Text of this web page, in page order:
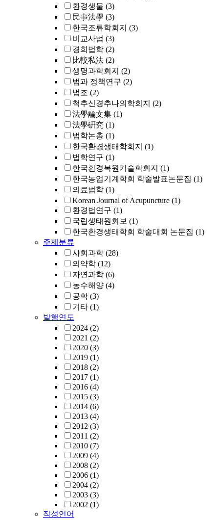
환경생물 (3)
民事法學 (3)
한국조류학회지 (3)
비교사법 (3)
경희법학 (2)
比較私法 (2)
생명과학회지 (2)
법과 정책연구 (2)
법조 (2)
척추신경추나의학회지 (2)
法學論文集 (1)
法學硏究 (1)
법학논총 (1)
한국환경생태학회지 (1)
법학연구 (1)
한국환경복원기술학회지 (1)
한국농업기계학회 학술발표논문집 (1)
의료법학 (1)
Korean Journal of Acupuncture (1)
환경법연구 (1)
국립생태원회보 (1)
한국환경생태학회 학술대회 논문집 (1)
주제분류
사회과학 (28)
의약학 (12)
자연과학 (6)
농수해양 (4)
공학 (3)
기타 (1)
발행연도
2024 (2)
2021 (2)
2020 (3)
2019 (1)
2018 (2)
2017 (1)
2016 (4)
2015 (3)
2014 (6)
2013 (4)
2012 (3)
2011 (2)
2010 (7)
2009 (4)
2008 (2)
2006 (1)
2004 (2)
2003 (3)
2002 (1)
작성언어